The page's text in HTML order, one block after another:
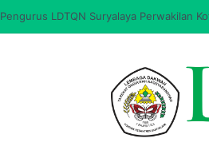
Pengurus LDTQN Suryalaya Perwakilan